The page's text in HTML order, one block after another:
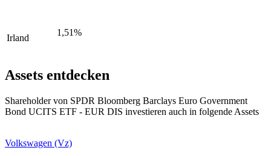
Irland
1,51%
Assets entdecken
Shareholder von SPDR Bloomberg Barclays Euro Government
Bond UCITS ETF - EUR DIS investieren auch in folgende Assets
Volkswagen (Vz)